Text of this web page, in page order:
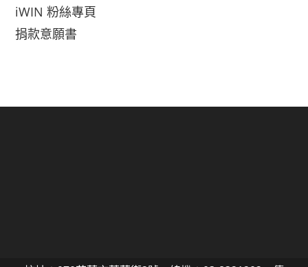
iWIN 粉絲專頁
捐款意願書